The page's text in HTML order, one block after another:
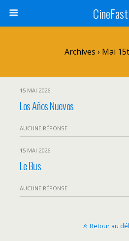
CineFast
Archives › Mai
15 MAI 2026
Los Años Nuevos
AUCUNE RÉPONSE
15 MAI 2026
Le Bus
AUCUNE RÉPONSE
Retour au